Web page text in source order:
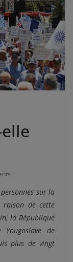
sur la
raison de cette
la République
Yougoslave de
plus de vingt